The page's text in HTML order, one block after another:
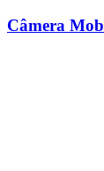
Câmera